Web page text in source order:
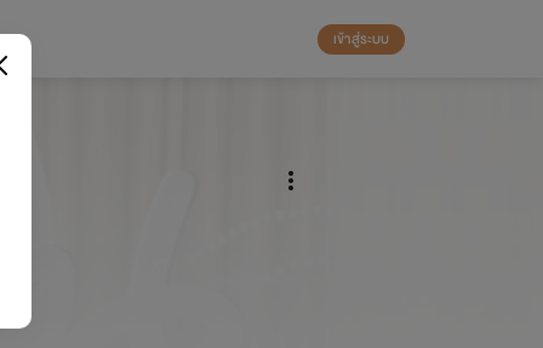
เข้าสู่ระบบ